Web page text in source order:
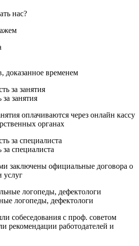
нас?
доказанное временем
занятия
оплачиваются через онлайн кассу
органах
специалиста
заключены официальные договора о
услуг
логопеды, дефектологи
собеседования с проф. советом
рекомендации работодателей и